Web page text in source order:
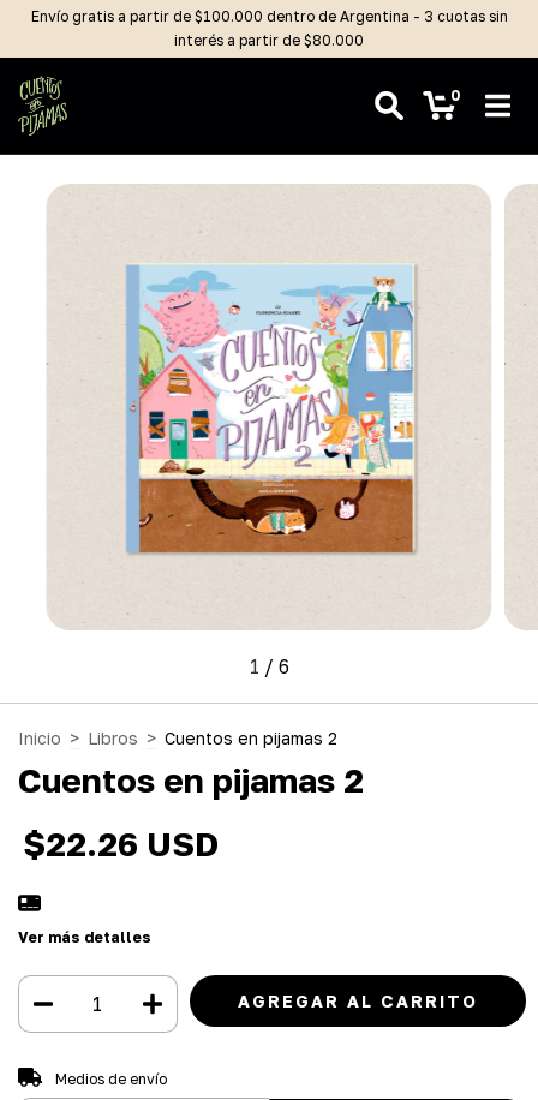
Envío gratis a partir de $100.000 dentro de Argentina - 3 cuotas sin
interés a partir de $80.000
0
1 / 6
Inicio > Libros > Cuentos en pijamas 2
Cuentos en pijamas 2
$22.26 USD
Ver más detalles
Entregas para el CP:
Medios de envío